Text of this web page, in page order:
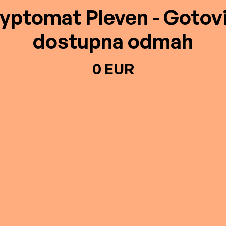
Pleven -
dostupna odmah
0 EUR